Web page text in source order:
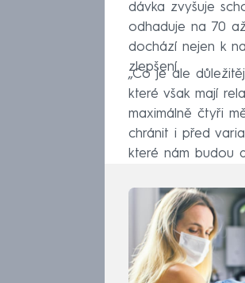
dávka zvyšuje
odhaduje na 70
dochází nejen k
zlepšení.
„Co je ale
které však mají
maximálně čtyři
chránit i před
které nám budou